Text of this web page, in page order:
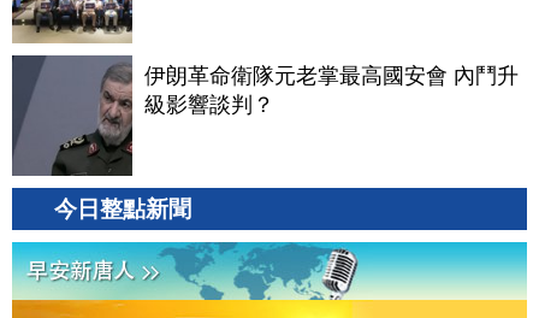
伊朗革命衛隊元老掌最高國安會 內鬥升
級影響談判？
今日整點新聞